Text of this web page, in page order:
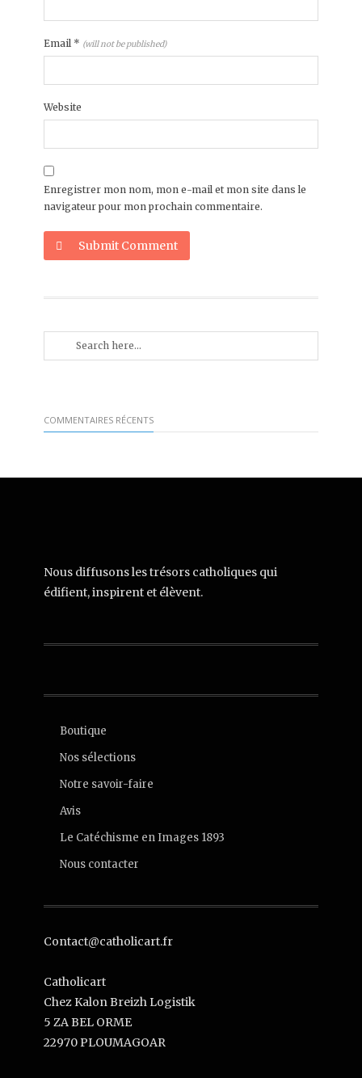
Email * (will not be published)
Website
Enregistrer mon nom, mon e-mail et mon site dans le
navigateur pour mon prochain commentaire.
Submit Comment
COMMENTAIRES RÉCENTS
Nous diffusons les trésors catholiques qui
édifient, inspirent et élèvent.
Boutique
Nos sélections
Notre savoir-faire
Avis
Le Catéchisme en Images 1893
Nous contacter
Contact@catholicart.fr
Catholicart
Chez Kalon Breizh Logistik
5 ZA BEL ORME
22970 PLOUMAGOAR